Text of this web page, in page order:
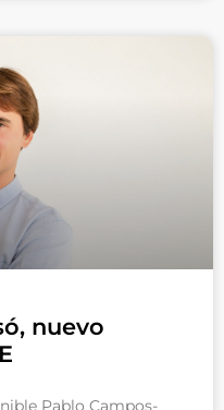
nuevo
Pablo Campos-